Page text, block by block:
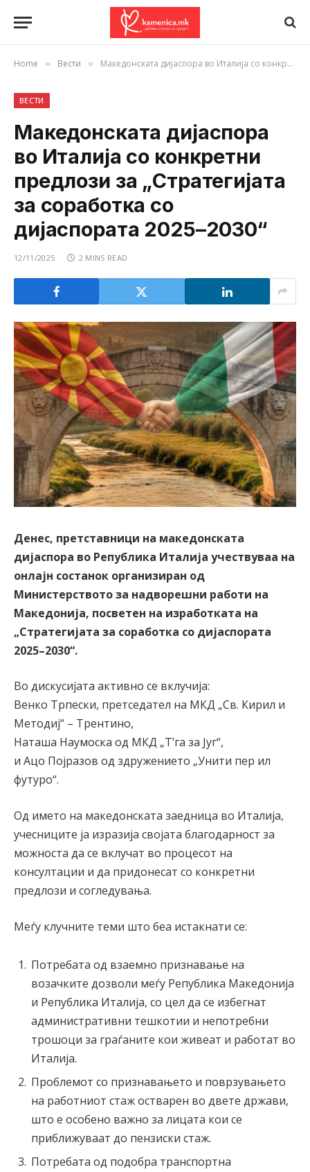
Home » Вести » Македонската дијаспора во Италија со конкретни предлози за „Стратегијата за соработка со дијаспората 2025–2030“
ВЕСТИ
Македонската дијаспора
во Италија со конкретни
предлози за „Стратегијата
за соработка со
дијаспората 2025–2030“
12/11/2025 2 MINS READ
Денес, претставници на македонската
дијаспора во Република Италија учествуваа на
онлајн состанок организиран од
Министерството за надворешни работи на
Македонија, посветен на изработката на
„Стратегијата за соработка со дијаспората
2025–2030“.
Во дискусијата активно се вклучија:
Венко Трпески, претседател на МКД „Св. Кирил и
Методиј“ – Трентино,
Наташа Наумоска од МКД „Т’га за Југ“,
и Ацо Појразов од здружението „Унити пер ил
футуро“.
Од името на македонската заедница во Италија,
учесниците ја изразија својата благодарност за
можноста да се вклучат во процесот на
консултации и да придонесат со конкретни
предлози и согледувања.
Меѓу клучните теми што беа истакнати се:
Потребата од взаемно признавање на
возачките дозволи меѓу Република Македонија
и Република Италија, со цел да се избегнат
административни тешкотии и непотребни
трошоци за граѓаните кои живеат и работат во
Италија.
Проблемот со признавањето и поврзувањето
на работниот стаж остварен во двете држави,
што е особено важно за лицата кои се
приближуваат до пензиски стаж.
Потребата од подобра транспортна